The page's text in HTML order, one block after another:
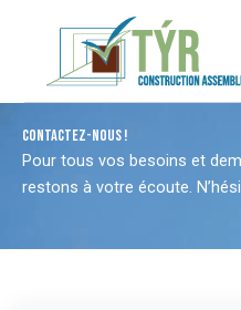
CONTACTEZ-NOUS !
Pour tous vos besoins et
restons à votre écoute.